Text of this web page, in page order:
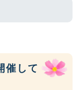
催して